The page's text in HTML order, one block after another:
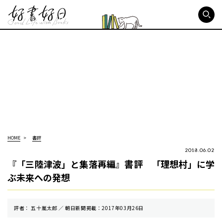
HOME 書評
2018.06.02
『「三陸津波」と集落再編』書評 「理想村」に学
ぶ未来への発想
評者： 五十嵐太郎 ／ 朝⽇新聞掲載：2017年03月26日